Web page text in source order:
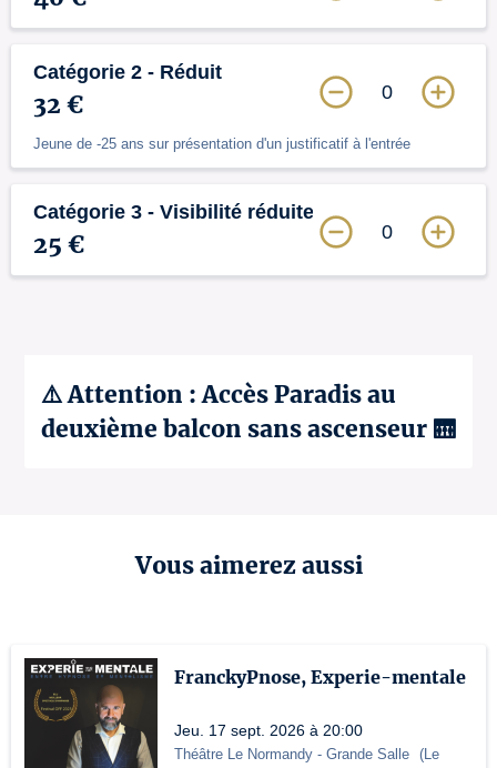
Catégorie 2 - Réduit
32 €
Jeune de -25 ans sur présentation d'un justificatif à l'entrée
0
Catégorie 3 - Visibilité réduite
25 € 0
⚠️ Attention : Accès Paradis au
deuxième balcon sans ascenseur 🛗
Vous aimerez aussi
FranckyPnose, Experie-mentale
Jeu. 17 sept. 2026 à 20:00
Théâtre Le Normandy - Grande Salle (Le